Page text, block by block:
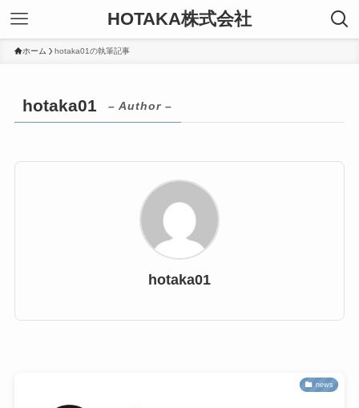
HOTAKA株式会社
ホーム hotaka01の執筆記事
hotaka01 – Author –
hotaka01
news